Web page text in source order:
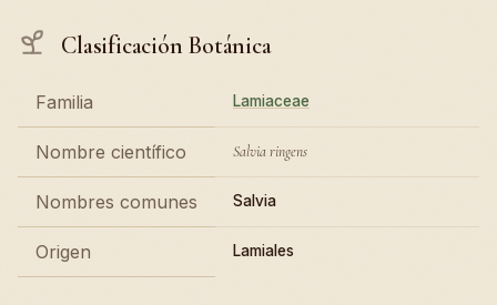
Clasificación Botánica
Familia Lamiaceae
Nombre científico Salvia ringens
Nombres comunes Salvia
Origen Lamiales